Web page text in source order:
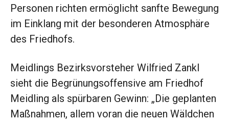
Personen richten ermöglicht sanfte Bewegung
im Einklang mit der besonderen Atmosphäre
des Friedhofs.
Meidlings Bezirksvorsteher Wilfried Zankl
sieht die Begrünungsoffensive am Friedhof
Meidling als spürbaren Gewinn: „Die geplanten
Maßnahmen, allem voran die neuen Wäldchen